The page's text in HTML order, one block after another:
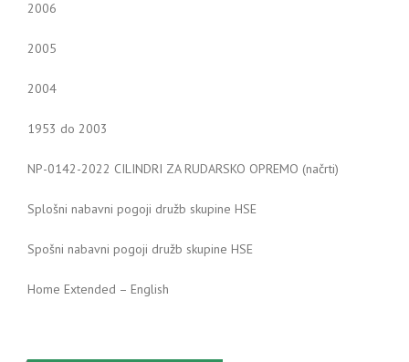
2006
2005
2004
1953 do 2003
NP-0142-2022 CILINDRI ZA RUDARSKO OPREMO (načrti)
Splošni nabavni pogoji družb skupine HSE
Spošni nabavni pogoji družb skupine HSE
Home Extended – English